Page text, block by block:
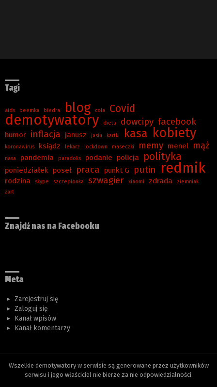
Tagi
aids beemka biedra blog cola Covid
demotywatory dieta dowcipy facebook
humor inflacja janusz jasiu kartki kasa kobiety
koronawirus ksiądz lekarz lockdown maseczki memy menel mąż
nasa pandemia paradoks podanie policja polityka
poniedziałek poseł praca punkt G putin redmik
rodzina skype szczepionka szwagier xiaomi zdrada
ziemniak
żart
Znajdź nas na Facebooku
Meta
Zarejestruj się
Zaloguj się
Kanał wpisów
Kanał komentarzy
Wszelkie demotywatory w serwisie są generowane przez użytkowników
serwisu i jego właściciel nie bierze za nie odpowiedzialności.